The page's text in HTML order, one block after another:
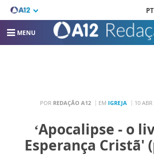
PT
MENU
POR REDAÇÃO A12 EM IGREJA 10
‘Apocalipse - o
Esperança Cristã'